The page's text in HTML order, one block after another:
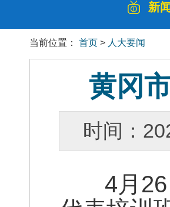
新
当前位置： 首页 > 人大要闻
黄冈
时间：
4月26